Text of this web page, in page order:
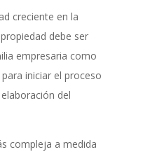
creciente en la
debe ser
empresaria como
iniciar el proceso
del
compleja a medida